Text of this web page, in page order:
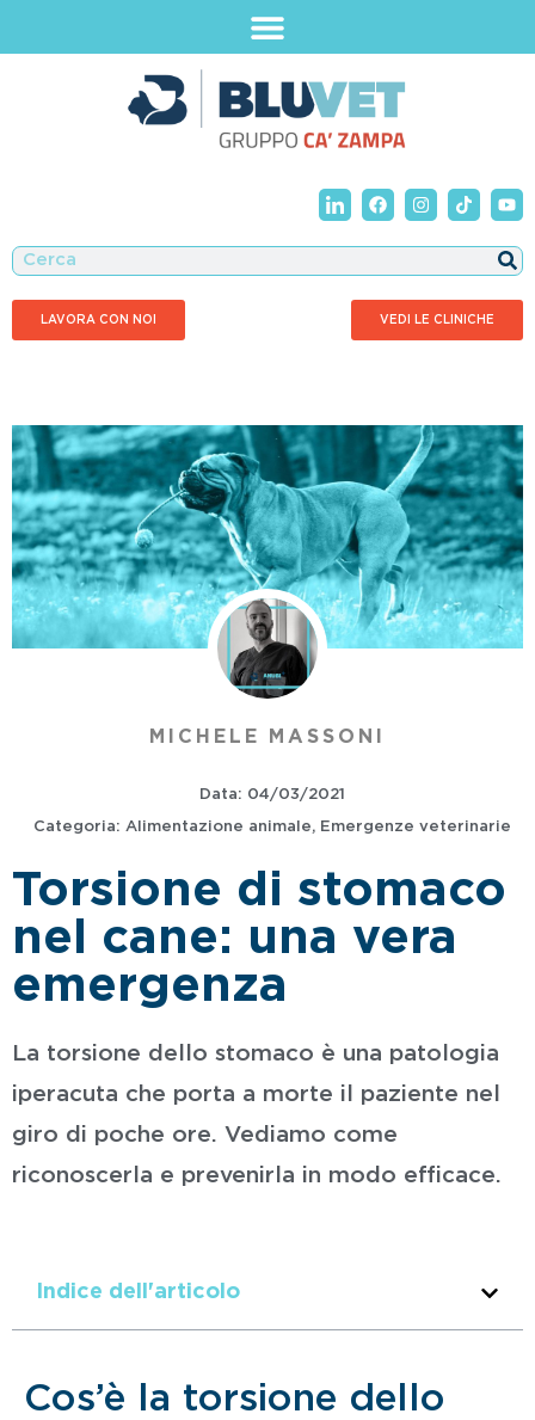
LAVORA CON NOI VEDI LE CLINICHE
MICHELE MASSONI
Data: 04/03/2021
Categoria: Alimentazione animale, Emergenze veterinarie
Torsione di stomaco
nel cane: una vera
emergenza
La torsione dello stomaco è una patologia
iperacuta che porta a morte il paziente nel
giro di poche ore. Vediamo come
riconoscerla e prevenirla in modo efficace.
Indice dell'articolo
Cos’è la torsione dello